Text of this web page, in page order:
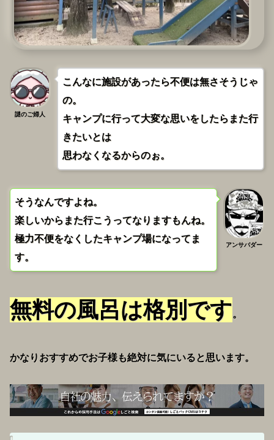
謎のご婦人
こんなに施設があったら不便は無さそうじゃ
の。
キャンプに行って大変な思いをしたらまた行
きたいとは
思わなくなるからのぉ。
アンサバダー
そうなんですよね。
楽しいからまた行こうってなりますもんね。
極力不便をなくしたキャンプ場になってま
す。
無料の風呂は格別です。
かなりおすすめでお子様も絶対に気にいると思います。